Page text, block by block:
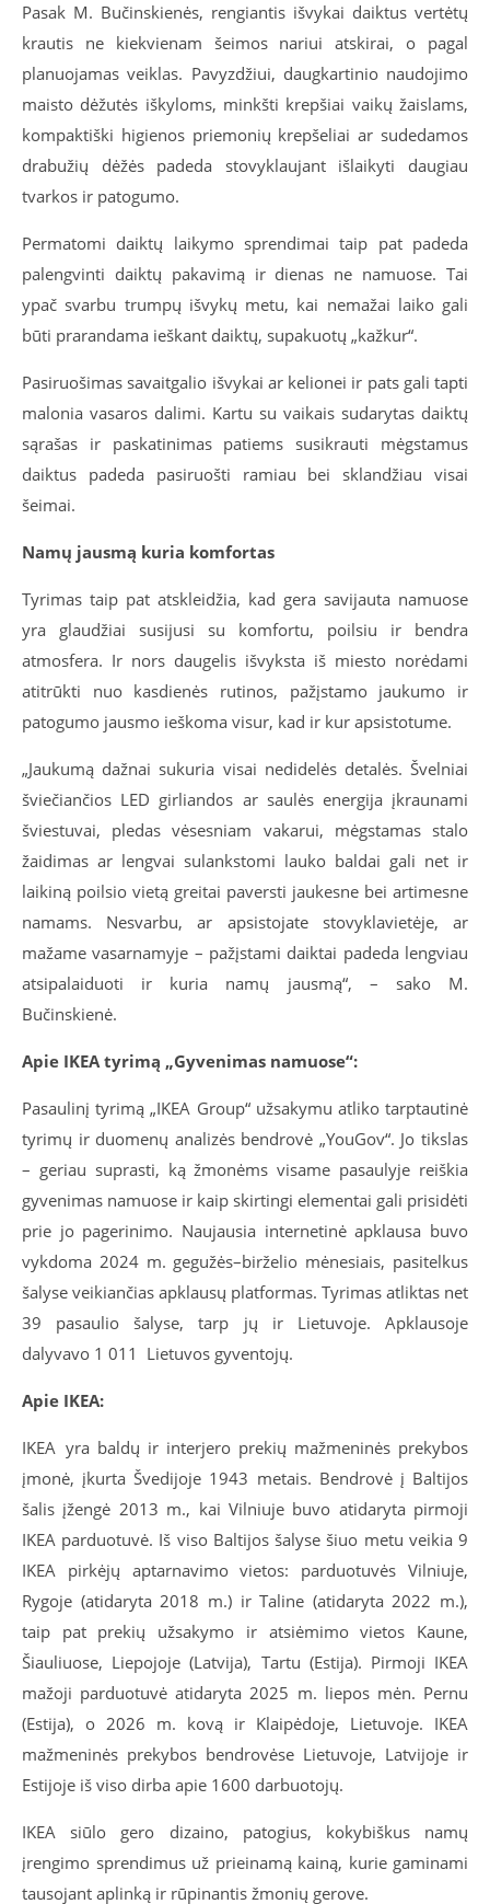
Pasak M. Bučinskienės, rengiantis išvykai daiktus vertėtų
krautis ne kiekvienam šeimos nariui atskirai, o pagal
planuojamas veiklas. Pavyzdžiui, daugkartinio naudojimo
maisto dėžutės iškyloms, minkšti krepšiai vaikų žaislams,
kompaktiški higienos priemonių krepšeliai ar sudedamos
drabužių dėžės padeda stovyklaujant išlaikyti daugiau
tvarkos ir patogumo.
Permatomi daiktų laikymo sprendimai taip pat padeda
palengvinti daiktų pakavimą ir dienas ne namuose. Tai
ypač svarbu trumpų išvykų metu, kai nemažai laiko gali
būti prarandama ieškant daiktų, supakuotų „kažkur“.
Pasiruošimas savaitgalio išvykai ar kelionei ir pats gali tapti
malonia vasaros dalimi. Kartu su vaikais sudarytas daiktų
sąrašas ir paskatinimas patiems susikrauti mėgstamus
daiktus padeda pasiruošti ramiau bei sklandžiau visai
šeimai.
Namų jausmą kuria komfortas
Tyrimas taip pat atskleidžia, kad gera savijauta namuose
yra glaudžiai susijusi su komfortu, poilsiu ir bendra
atmosfera. Ir nors daugelis išvyksta iš miesto norėdami
atitrūkti nuo kasdienės rutinos, pažįstamo jaukumo ir
patogumo jausmo ieškoma visur, kad ir kur apsistotume.
„Jaukumą dažnai sukuria visai nedidelės detalės. Švelniai
šviečiančios LED girliandos ar saulės energija įkraunami
šviestuvai, pledas vėsesniam vakarui, mėgstamas stalo
žaidimas ar lengvai sulankstomi lauko baldai gali net ir
laikiną poilsio vietą greitai paversti jaukesne bei artimesne
namams. Nesvarbu, ar apsistojate stovyklavietėje, ar
mažame vasarnamyje – pažįstami daiktai padeda lengviau
atsipalaiduoti ir kuria namų jausmą“, – sako M.
Bučinskienė.
Apie IKEA tyrimą „Gyvenimas namuose“:
Pasaulinį tyrimą „IKEA Group“ užsakymu atliko tarptautinė
tyrimų ir duomenų analizės bendrovė „YouGov“. Jo tikslas
– geriau suprasti, ką žmonėms visame pasaulyje reiškia
gyvenimas namuose ir kaip skirtingi elementai gali prisidėti
prie jo pagerinimo. Naujausia internetinė apklausa buvo
vykdoma 2024 m. gegužės–birželio mėnesiais, pasitelkus
šalyse veikiančias apklausų platformas. Tyrimas atliktas net
39 pasaulio šalyse, tarp jų ir Lietuvoje. Apklausoje
dalyvavo 1 011 Lietuvos gyventojų.
Apie IKEA:
IKEA yra baldų ir interjero prekių mažmeninės prekybos
įmonė, įkurta Švedijoje 1943 metais. Bendrovė į Baltijos
šalis įžengė 2013 m., kai Vilniuje buvo atidaryta pirmoji
IKEA parduotuvė. Iš viso Baltijos šalyse šiuo metu veikia 9
IKEA pirkėjų aptarnavimo vietos: parduotuvės Vilniuje,
Rygoje (atidaryta 2018 m.) ir Taline (atidaryta 2022 m.),
taip pat prekių užsakymo ir atsiėmimo vietos Kaune,
Šiauliuose, Liepojoje (Latvija), Tartu (Estija). Pirmoji IKEA
mažoji parduotuvė atidaryta 2025 m. liepos mėn. Pernu
(Estija), o 2026 m. kovą ir Klaipėdoje, Lietuvoje. IKEA
mažmeninės prekybos bendrovėse Lietuvoje, Latvijoje ir
Estijoje iš viso dirba apie 1600 darbuotojų.
IKEA siūlo gero dizaino, patogius, kokybiškus namų
įrengimo sprendimus už prieinamą kainą, kurie gaminami
tausojant aplinką ir rūpinantis žmonių gerove.